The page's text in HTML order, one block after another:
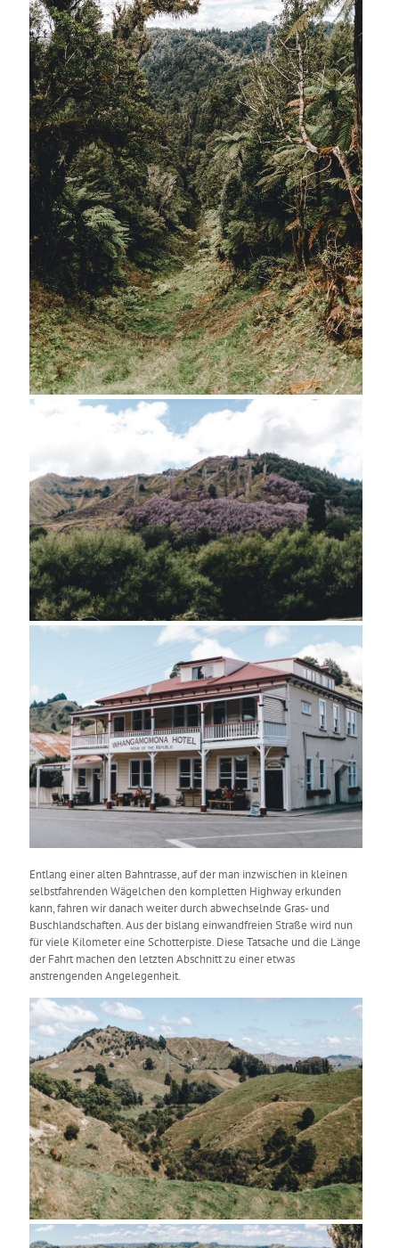
Entlang einer alten Bahntrasse, auf der man inzwischen in kleinen
selbstfahrenden Wägelchen den kompletten Highway erkunden
kann, fahren wir danach weiter durch abwechselnde Gras- und
Buschlandschaften. Aus der bislang einwandfreien Straße wird nun
für viele Kilometer eine Schotterpiste. Diese Tatsache und die Länge
der Fahrt machen den letzten Abschnitt zu einer etwas
anstrengenden Angelegenheit.